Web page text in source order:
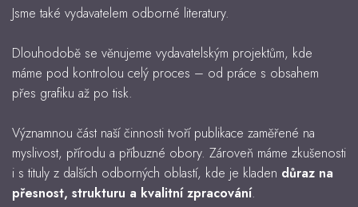
Jsme také vydavatelem odborné literatury.
Dlouhodobě se věnujeme vydavatelským projektům, kde
máme pod kontrolou celý proces – od práce s obsahem
přes grafiku až po tisk.
Významnou část naší činnosti tvoří publikace zaměřené na
myslivost, přírodu a příbuzné obory. Zároveň máme zkušenosti
i s tituly z dalších odborných oblastí, kde je kladen důraz na
přesnost, strukturu a kvalitní zpracování.